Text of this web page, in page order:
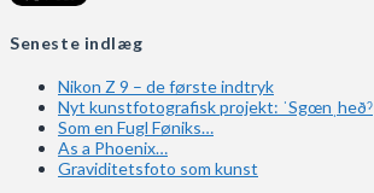
Seneste indlæg
Nikon Z 9 – de første indtryk
Nyt kunstfotografisk projekt: ˈSgœnˌheðˀ
Som en Fugl Føniks…
As a Phoenix…
Graviditetsfoto som kunst